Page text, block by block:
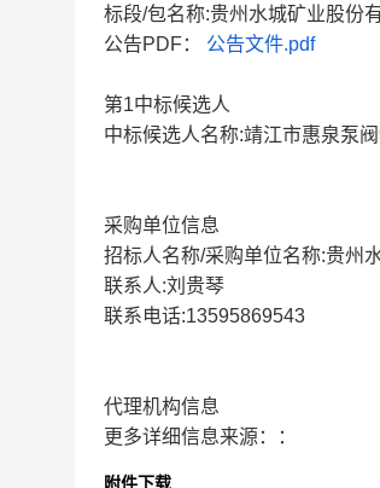
标段/包名称:贵州水城矿业股份
公告PDF： 公告文件.pdf
第1中标候选人
中标候选人名称:靖江市惠泉泵
采购单位信息
招标人名称/采购单位名称:贵州
联系人:刘贵琴
联系电话:13595869543
代理机构信息
更多详细信息来源：：
附件下载